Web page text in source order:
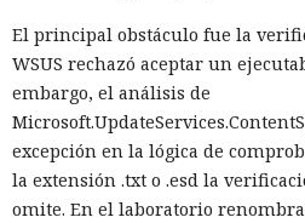
El principal obstáculo fue la
WSUS rechazó aceptar un
embargo, el análisis de
excepción en la lógica de
la extensión .txt o .esd la
omite. En el laboratorio